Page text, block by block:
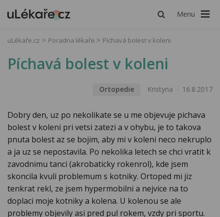
Menu
uLékaře.cz Poradna lékaře Píchavá bolest v koleni
Píchavá bolest v koleni
Ortopedie Kristyna 16.8.2017
Dobry den, uz po nekolikate se u me objevuje pichava
bolest v koleni pri vetsi zatezi a v ohybu, je to takova
pnuta bolest az se bojim, aby mi v koleni neco nekruplo
a ja uz se nepostavila. Po nekolika letech se chci vratit k
zavodnimu tanci (akrobaticky rokenrol), kde jsem
skoncila kvuli problemum s kotniky. Ortoped mi jiz
tenkrat rekl, ze jsem hypermobilni a nejvice na to
doplaci moje kotniky a kolena. U kolenou se ale
problemy objevily asi pred pul rokem, vzdy pri sportu.